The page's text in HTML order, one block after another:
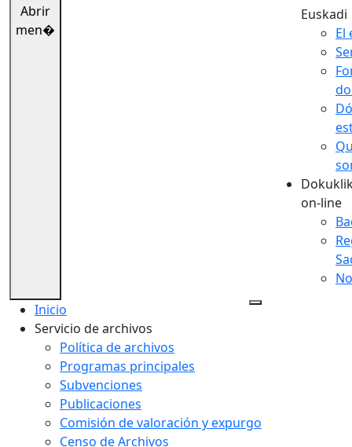
Abrir
men�
Euskadi
El
on-line
Inicio
Servicio de archivos
Política de archivos
Programas principales
Subvenciones
Publicaciones
Comisión de valoración y expurgo
Censo de Archivos